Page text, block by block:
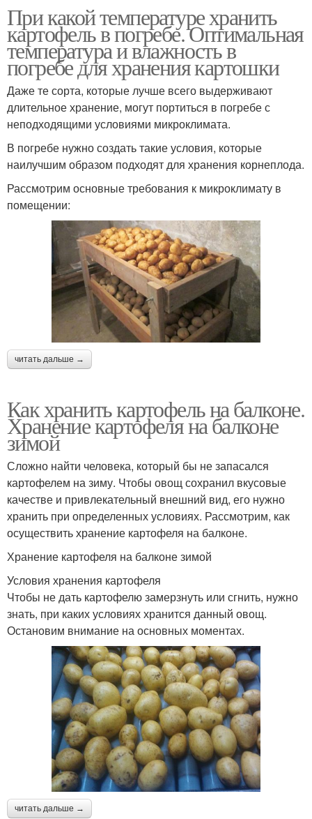
При какой температуре хранить
картофель в погребе. Оптимальная
температура и влажность в
погребе для хранения картошки
Даже те сорта, которые лучше всего выдерживают
длительное хранение, могут портиться в погребе с
неподходящими условиями микроклимата.
В погребе нужно создать такие условия, которые
наилучшим образом подходят для хранения корнеплода.
Рассмотрим основные требования к микроклимату в
помещении:
читать дальше →
Как хранить картофель на балконе.
Хранение картофеля на балконе
зимой
Сложно найти человека, который бы не запасался
картофелем на зиму. Чтобы овощ сохранил вкусовые
качестве и привлекательный внешний вид, его нужно
хранить при определенных условиях. Рассмотрим, как
осуществить хранение картофеля на балконе.
Хранение картофеля на балконе зимой
Условия хранения картофеля
Чтобы не дать картофелю замерзнуть или сгнить, нужно
знать, при каких условиях хранится данный овощ.
Остановим внимание на основных моментах.
читать дальше →